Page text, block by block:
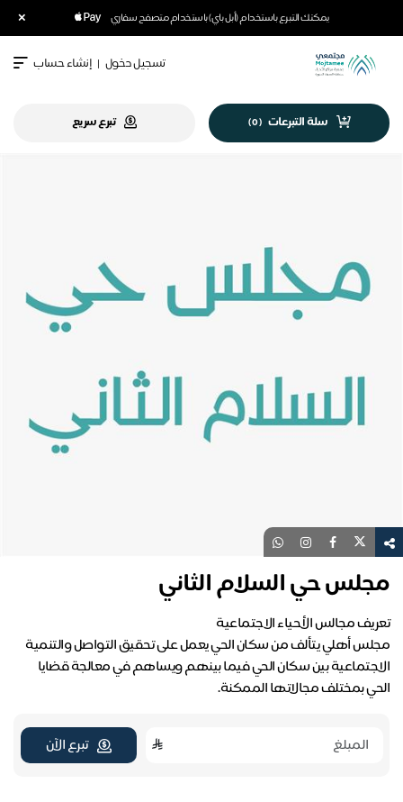
يمكنك التبرع باستخدام (أبل باي) باستخدام متصفح سفاري ×
تسجيل دخول | إنشاء حساب
سلة التبرعات (
0
) تبرع سريع
مجلس حي السلام الثاني
مجلس أهلي يتألف من سكان الحي يعمل على تحقيق التواصل والتنمية
الاجتماعية بين سكان الحي فيما بينهم ويساهم في معالجة قضايا
الحي بمختلف مجالاتها الممكنة.
تبرع الآن